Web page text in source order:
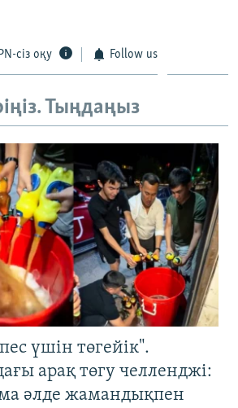
сіз оқу Follow us
Тыңдаңыз
үшін төгейік".
арақ төгу челленджі:
әлде жамандықпен